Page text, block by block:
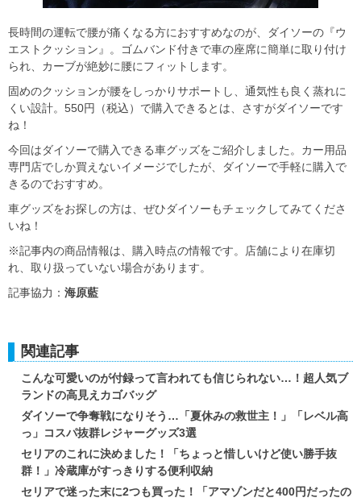
長時間の運転で腰が痛くなる方におすすめなのが、ダイソーの『ウ
エストクッション』。ゴムバンド付きで車の座席に簡単に取り付け
られ、カーブが絶妙に腰にフィットします。
固めのクッションが腰をしっかりサポートし、通気性も良く蒸れに
くい設計。550円（税込）で購入できるとは、さすがダイソーです
ね！
今回はダイソーで購入できる車グッズをご紹介しました。カー用品
専門店でしか買えないイメージでしたが、ダイソーで手軽に購入で
きるのでおすすめ。
車グッズをお探しの方は、ぜひダイソーもチェックしてみてくださ
いね！
※記事内の商品情報は、購入時点の情報です。店舗により在庫切
れ、取り扱っていない場合があります。
記事協力： 海原藍
関連記事
こんな可愛いのが付録って言われても信じられない…！超人気ブ
ランドの高見えカゴバッグ
ダイソーで争奪戦になりそう…「夏休みの救世主！」「レベル高
っ」コスパ抜群レジャーグッズ3選
セリアのこれに決めました！「ちょっと惜しいけど使い勝手抜
群！」冷蔵庫がすっきりする便利収納
セリアで迷った末に2つも買った！「アマゾンだと400円だったの